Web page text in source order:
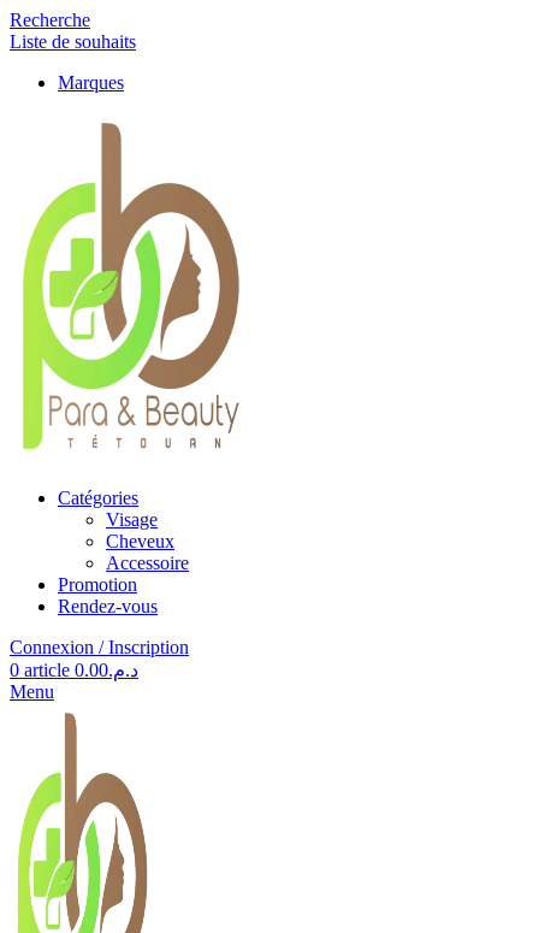
Recherche
Liste de souhaits
Marques
Catégories
Visage
Cheveux
Accessoire
Promotion
Rendez-vous
Connexion / Inscription
0 article د.م.0.00
Menu